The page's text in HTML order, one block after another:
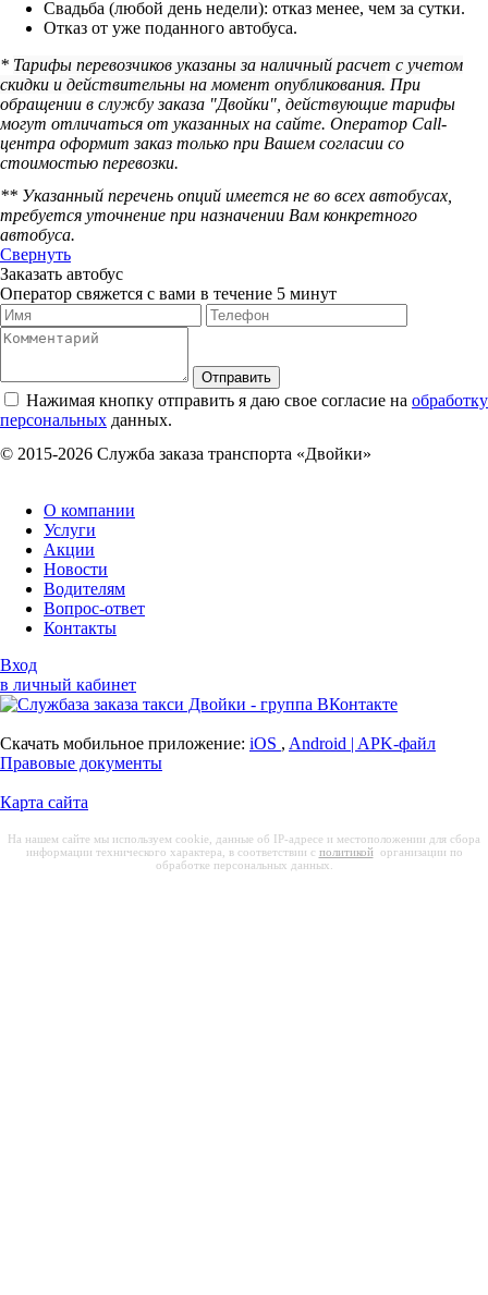
Свадьба (любой день недели): отказ менее, чем за сутки.
Отказ от уже поданного автобуса.
* Тарифы перевозчиков указаны за наличный расчет с учетом
скидки и действительны на момент опубликования. При
обращении в службу заказа "Двойки", действующие тарифы
могут отличаться от указанных на сайте. Оператор Call-
центра оформит заказ только при Вашем согласии со
стоимостью перевозки.
** Указанный перечень опций имеется не во всех автобусах,
требуется уточнение при назначении Вам конкретного
автобуса.
Свернуть
Заказать автобус
Оператор свяжется с вами в течение 5 минут
Отправить
Нажимая кнопку отправить я даю свое согласие на обработку
персональных данных.
© 2015-2026 Служба заказа транспорта «Двойки»
О компании
Услуги
Акции
Новости
Водителям
Вопрос-ответ
Контакты
Вход
в личный кабинет
Скачать мобильное приложение: iOS , Android | APK-файл
Правовые документы
Карта сайта
На нашем сайте мы используем cookie, данные об IP-адресе и местоположении для сбора
информации технического характера, в соответствии с политикой организации по
обработке персональных данных.